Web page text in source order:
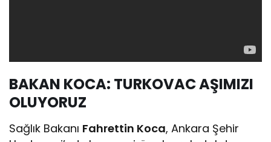
BAKAN KOCA: TURKOVAC AŞIMIZI
OLUYORUZ
Sağlık Bakanı Fahrettin Koca, Ankara Şehir